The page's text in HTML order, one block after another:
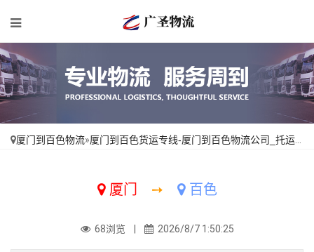
厦门到百色物流»厦门到百色货运专线-厦门到百色物流公司_托运省心「不随意加价」
厦门 ➙ 百色
68浏览 | 2026/8/7 1:50:25